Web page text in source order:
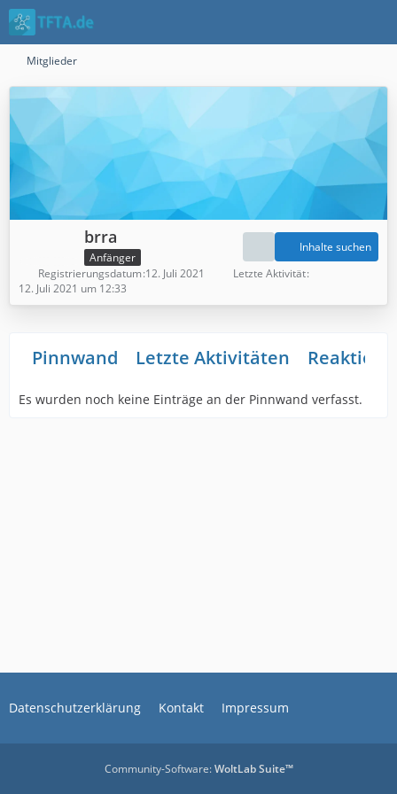
Mitglieder
brra
Anfänger
Inhalte suchen
Registrierungsdatum 12. Juli 2021
Letzte Aktivität
12. Juli 2021 um 12:33
Pinnwand Letzte Aktivitäten
Es wurden noch keine Einträge an der Pinnwand verfasst.
Datenschutzerklärung Kontakt Impressum
Community-Software:WoltLab Suite™